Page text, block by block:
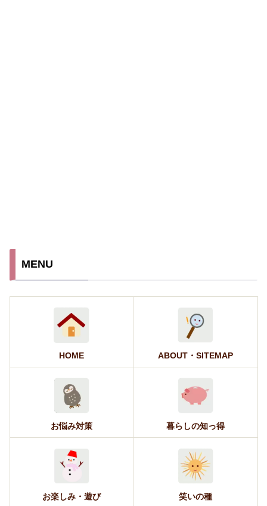
MENU
HOME ABOUT・SITEMAP
お悩み対策 暮らしの知っ得
お楽しみ・遊び 笑いの種